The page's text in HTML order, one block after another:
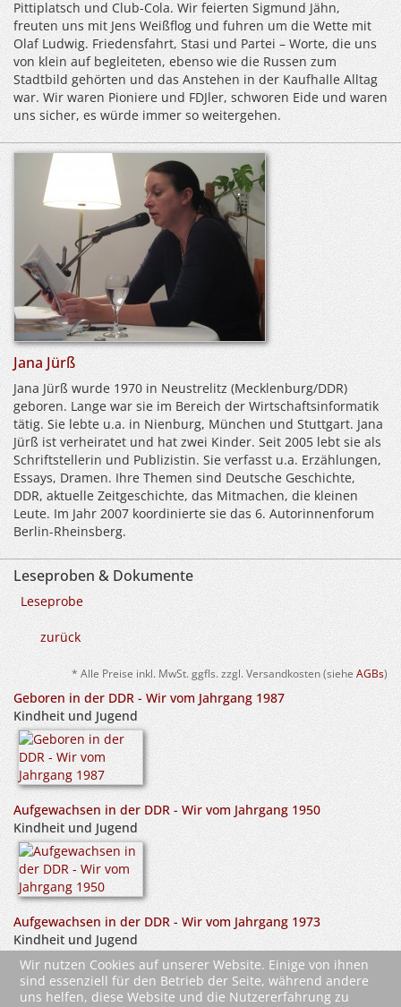
Pittiplatsch und Club-Cola. Wir feierten Sigmund Jähn,
freuten uns mit Jens Weißflog und fuhren um die Wette mit
Olaf Ludwig. Friedensfahrt, Stasi und Partei – Worte, die uns
von klein auf begleiteten, ebenso wie die Russen zum
Stadtbild gehörten und das Anstehen in der Kaufhalle Alltag
war. Wir waren Pioniere und FDJler, schworen Eide und waren
uns sicher, es würde immer so weitergehen.
Jana Jürß
Jana Jürß wurde 1970 in Neustrelitz (Mecklenburg/DDR)
geboren. Lange war sie im Bereich der Wirtschaftsinformatik
tätig. Sie lebte u.a. in Nienburg, München und Stuttgart. Jana
Jürß ist verheiratet und hat zwei Kinder. Seit 2005 lebt sie als
Schriftstellerin und Publizistin. Sie verfasst u.a. Erzählungen,
Essays, Dramen. Ihre Themen sind Deutsche Geschichte,
DDR, aktuelle Zeitgeschichte, das Mitmachen, die kleinen
Leute. Im Jahr 2007 koordinierte sie das 6. Autorinnenforum
Berlin-Rheinsberg.
Leseproben & Dokumente
Leseprobe
zurück
* Alle Preise inkl. MwSt. ggfls. zzgl. Versandkosten (siehe AGBs)
Geboren in der DDR - Wir vom Jahrgang 1987
Kindheit und Jugend
Aufgewachsen in der DDR - Wir vom Jahrgang 1950
Kindheit und Jugend
Aufgewachsen in der DDR - Wir vom Jahrgang 1973
Kindheit und Jugend
Wir nutzen Cookies auf unserer Website. Einige von ihnen
sind essenziell für den Betrieb der Seite, während andere
uns helfen, diese Website und die Nutzererfahrung zu